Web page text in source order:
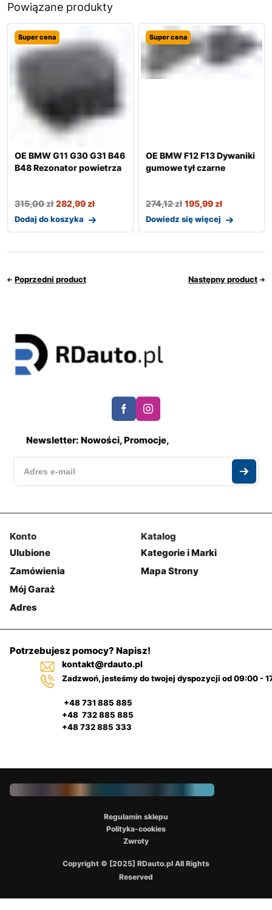
Powiązane produkty
Super cena
OE BMW G11 G30 G31 B46
B48 Rezonator powietrza
315,00zł 282,99zł
Dodaj do koszyka
Super cena
OE BMW F12 F13 Dywaniki
gumowe tył czarne
274,12zł 195,99zł
Dowiedz się więcej
Poprzedni product Następny product
Newsletter: Nowości, Promocje,
Konto
Ulubione
Zamówienia
Mój Garaż
Adres
Katalog
Kategorie i Marki
Mapa Strony
Potrzebujesz pomocy? Napisz!
kontakt@rdauto.pl
Zadzwoń, jesteśmy do twojej dyspozycji od 09:00 -
+48 731 885 885
+48 732 885 885
+48 732 885 333
Copyright © [2025] RDauto.pl All Rights
Reserved
Regulamin sklepu
Polityka-cookies
Zwroty